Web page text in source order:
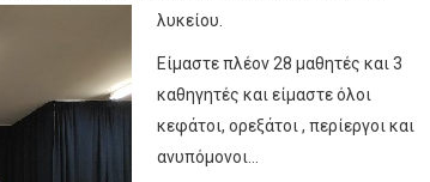
λυκείου.
Είμαστε πλέον 28 μαθητές και 3
καθηγητές και είμαστε όλοι
κεφάτοι, ορεξάτοι , περίεργοι και
ανυπόμονοι…